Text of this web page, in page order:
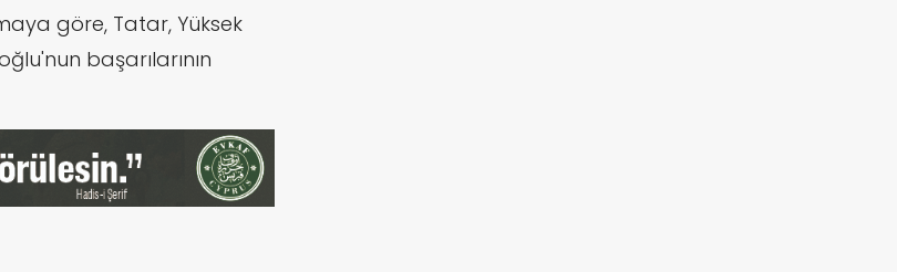
göre, Tatar, Yüksek
başarılarının